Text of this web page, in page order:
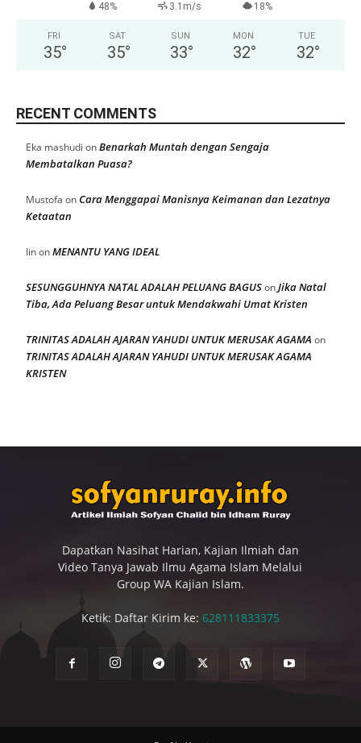
48% 3.1m/s 18%
FRI
35°
SAT
35°
SUN
33°
MON
32°
TUE
32°
RECENT COMMENTS
Eka mashudi onBenarkah Muntah dengan Sengaja
Membatalkan Puasa?
Mustofa onCara Menggapai Manisnya Keimanan dan Lezatnya
Ketaatan
IinonMENANTU YANG IDEAL
SESUNGGUHNYA NATAL ADALAH PELUANG BAGUSonJika Natal
Tiba, Ada Peluang Besar untuk Mendakwahi Umat Kristen
TRINITAS ADALAH AJARAN YAHUDI UNTUK MERUSAK AGAMA on
TRINITAS ADALAH AJARAN YAHUDI UNTUK MERUSAK AGAMA
KRISTEN
Dapatkan Nasihat Harian, Kajian Ilmiah dan
Video Tanya Jawab Ilmu Agama Islam Melalui
Group WA Kajian Islam.
Ketik: Daftar Kirim ke: 628111833375